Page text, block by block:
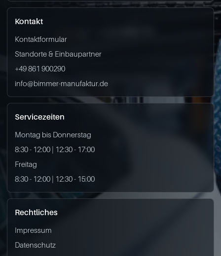
Kontakt
Kontaktformular
Standorte & Einbaupartner
+49 861 900290
info@bimmer-manufaktur.de
Servicezeiten
Montag bis Donnerstag
8:30 - 12:00 | 12:30 - 17:00
Freitag
8:30 - 12:00 | 12:30 - 15:00
Rechtliches
Impressum
Datenschutz